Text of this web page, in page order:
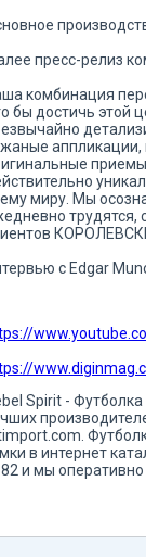
пресс-релиз
комбинация
бы достичь этой
аппликации,
миру. Мы
трудятся,
с Edgar
Spirit -
в интернет
и мы